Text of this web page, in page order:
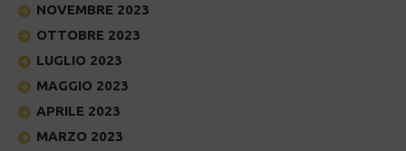
NOVEMBRE 2023
OTTOBRE 2023
LUGLIO 2023
MAGGIO 2023
APRILE 2023
MARZO 2023